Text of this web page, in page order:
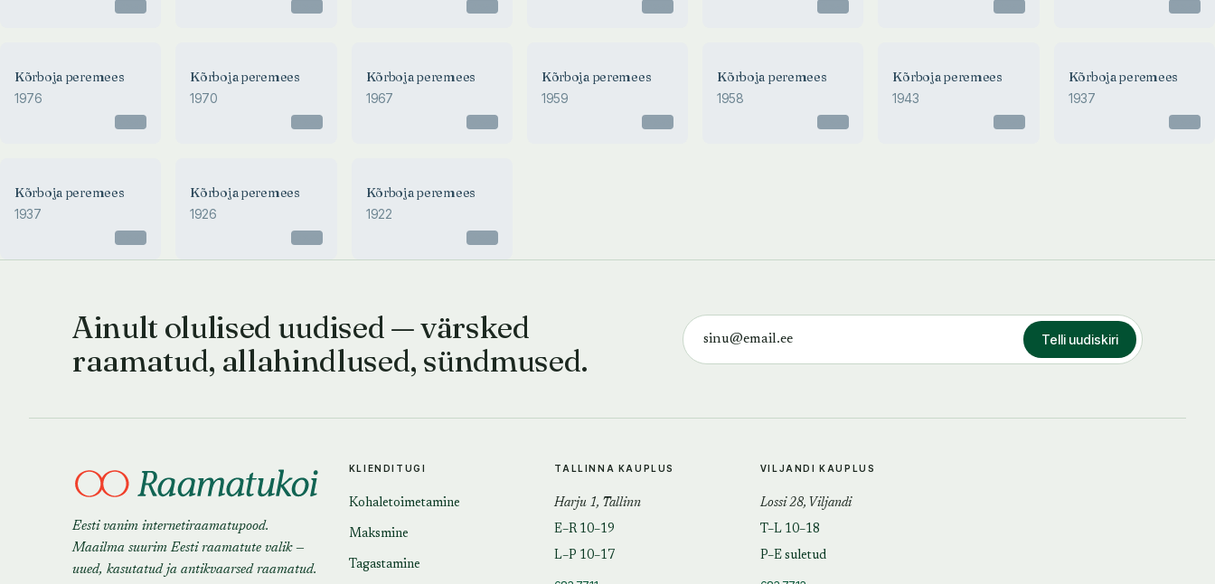
Kõrboja peremees
1976
Kõrboja peremees
1970
Kõrboja peremees
1967
Kõrboja peremees
1959
Kõrboja peremees
1958
Kõrboja peremees
1943
Kõrboja peremees
1937
Kõrboja peremees
1937
Kõrboja peremees
1926
KÕRBOJA PEREMEES
Kõrboja peremees
1922
Ainult olulised uudised — värsked
raamatud, allahindlused, sündmused.
Telli uudiskiri
Eesti vanim internetiraamatupood.
Maailma suurim Eesti raamatute valik —
uued, kasutatud ja antikvaarsed raamatud.
KLIENDITUGI
Kohaletoimetamine
Maksmine
Tagastamine
TALLINNA KAUPLUS
Harju 1, Tallinn
E–R 10–19
L–P 10–17
VILJANDI KAUPLUS
Lossi 28, Viljandi
T–L 10–18
P–E suletud